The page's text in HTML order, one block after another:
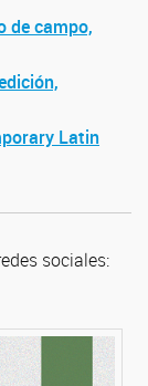
de campo,
Latin
sociales: